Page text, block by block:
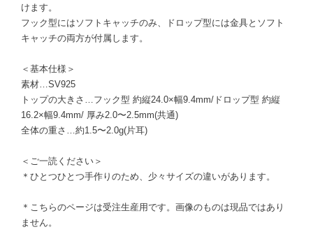
けます。
フック型にはソフトキャッチのみ、ドロップ型には金具とソフト
キャッチの両方が付属します。
＜基本仕様＞
素材…SV925
トップの大きさ…フック型 約縦24.0×幅9.4mm/ドロップ型 約縦
16.2×幅9.4mm/ 厚み2.0〜2.5mm(共通)
全体の重さ…約1.5〜2.0g(片耳)
＜ご一読ください＞
＊ひとつひとつ手作りのため、少々サイズの違いがあります。
＊こちらのページは受注生産用です。画像のものは現品ではあり
ません。